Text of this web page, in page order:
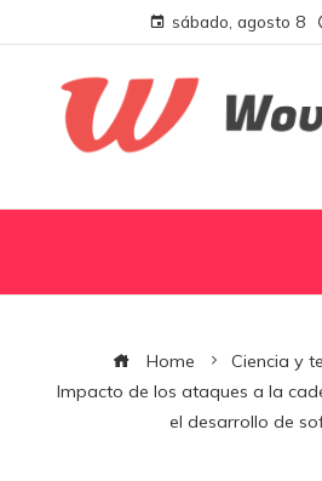
sábado, agosto 8
Home
Ciencia y
Impacto de los ataques a la
el desarrollo de